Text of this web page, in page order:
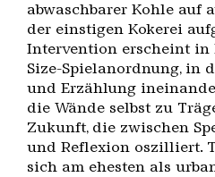
abwaschbarer Kohle auf
der einstigen Kokerei
Intervention erscheint in
Size-Spielanordnung, in
und Erzählung
die Wände selbst zu
Zukunft, die zwischen
und Reflexion oszilliert.
sich am ehesten als